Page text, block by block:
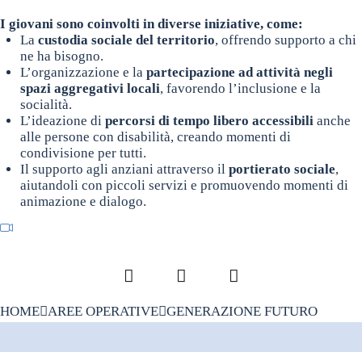
I giovani sono coinvolti in diverse iniziative, come:
La custodia sociale del territorio, offrendo supporto a chi
ne ha bisogno.
L’organizzazione e la partecipazione ad attività negli
spazi aggregativi locali, favorendo l’inclusione e la
socialità.
L’ideazione di percorsi di tempo libero accessibili anche
alle persone con disabilità, creando momenti di
condivisione per tutti.
Il supporto agli anziani attraverso il portierato sociale,
aiutandoli con piccoli servizi e promuovendo momenti di
animazione e dialogo.
Facebook LinkedIn
HOME AREE OPERATIVE GENERAZIONE FUTURO